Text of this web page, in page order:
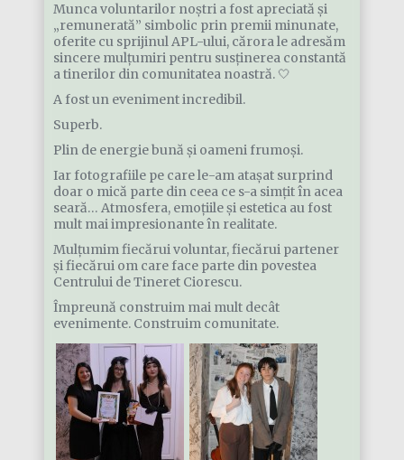
Munca voluntarilor noștri a fost apreciată și
„remunerată” simbolic prin premii minunate,
oferite cu sprijinul APL-ului, cărora le adresăm
sincere mulțumiri pentru susținerea constantă
a tinerilor din comunitatea noastră. 🤍
A fost un eveniment incredibil.
Superb.
Plin de energie bună și oameni frumoși.
Iar fotografiile pe care le-am atașat surprind
doar o mică parte din ceea ce s-a simțit în acea
seară… Atmosfera, emoțiile și estetica au fost
mult mai impresionante în realitate.
Mulțumim fiecărui voluntar, fiecărui partener
și fiecărui om care face parte din povestea
Centrului de Tineret Ciorescu.
Împreună construim mai mult decât
evenimente. Construim comunitate.